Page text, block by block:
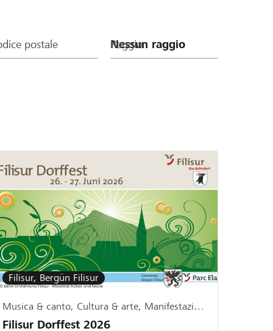
postale Raggio
Filisur, Bergün Filisur
Musica & canto, Cultura & arte, Manifestazioni
Filisur Dorffest 2026